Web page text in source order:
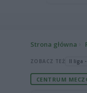
Strona główna
ZOBACZ TEŻ II liga
CENTRUM